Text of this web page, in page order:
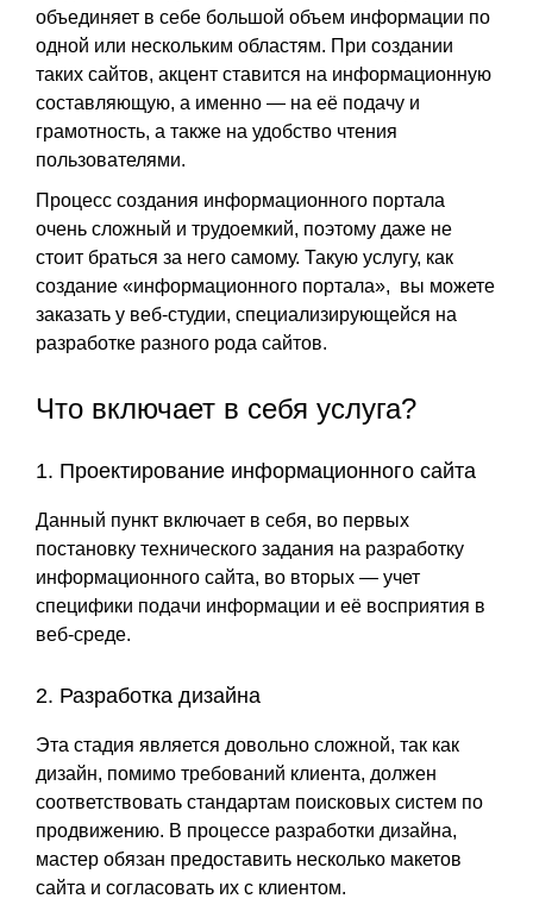
объединяет в себе большой объем информации по
одной или нескольким областям. При создании
таких сайтов, акцент ставится на информационную
составляющую, а именно — на её подачу и
грамотность, а также на удобство чтения
пользователями.
Процесс создания информационного портала
очень сложный и трудоемкий, поэтому даже не
стоит браться за него самому. Такую услугу, как
создание «информационного портала», вы можете
заказать у веб-студии, специализирующейся на
разработке разного рода сайтов.
Что включает в себя услуга?
1. Проектирование информационного сайта
Данный пункт включает в себя, во первых
постановку технического задания на разработку
информационного сайта, во вторых — учет
специфики подачи информации и её восприятия в
веб-среде.
2. Разработка дизайна
Эта стадия является довольно сложной, так как
дизайн, помимо требований клиента, должен
соответствовать стандартам поисковых систем по
продвижению. В процессе разработки дизайна,
мастер обязан предоставить несколько макетов
сайта и согласовать их с клиентом.